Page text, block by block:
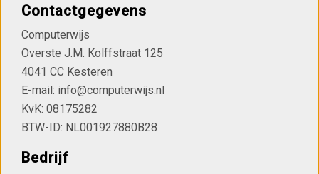
Contactgegevens
Computerwijs
Overste J.M. Kolffstraat 125
4041 CC Kesteren
E-mail: info@computerwijs.nl
KvK: 08175282
BTW-ID: NL001927880B28
Bedrijf